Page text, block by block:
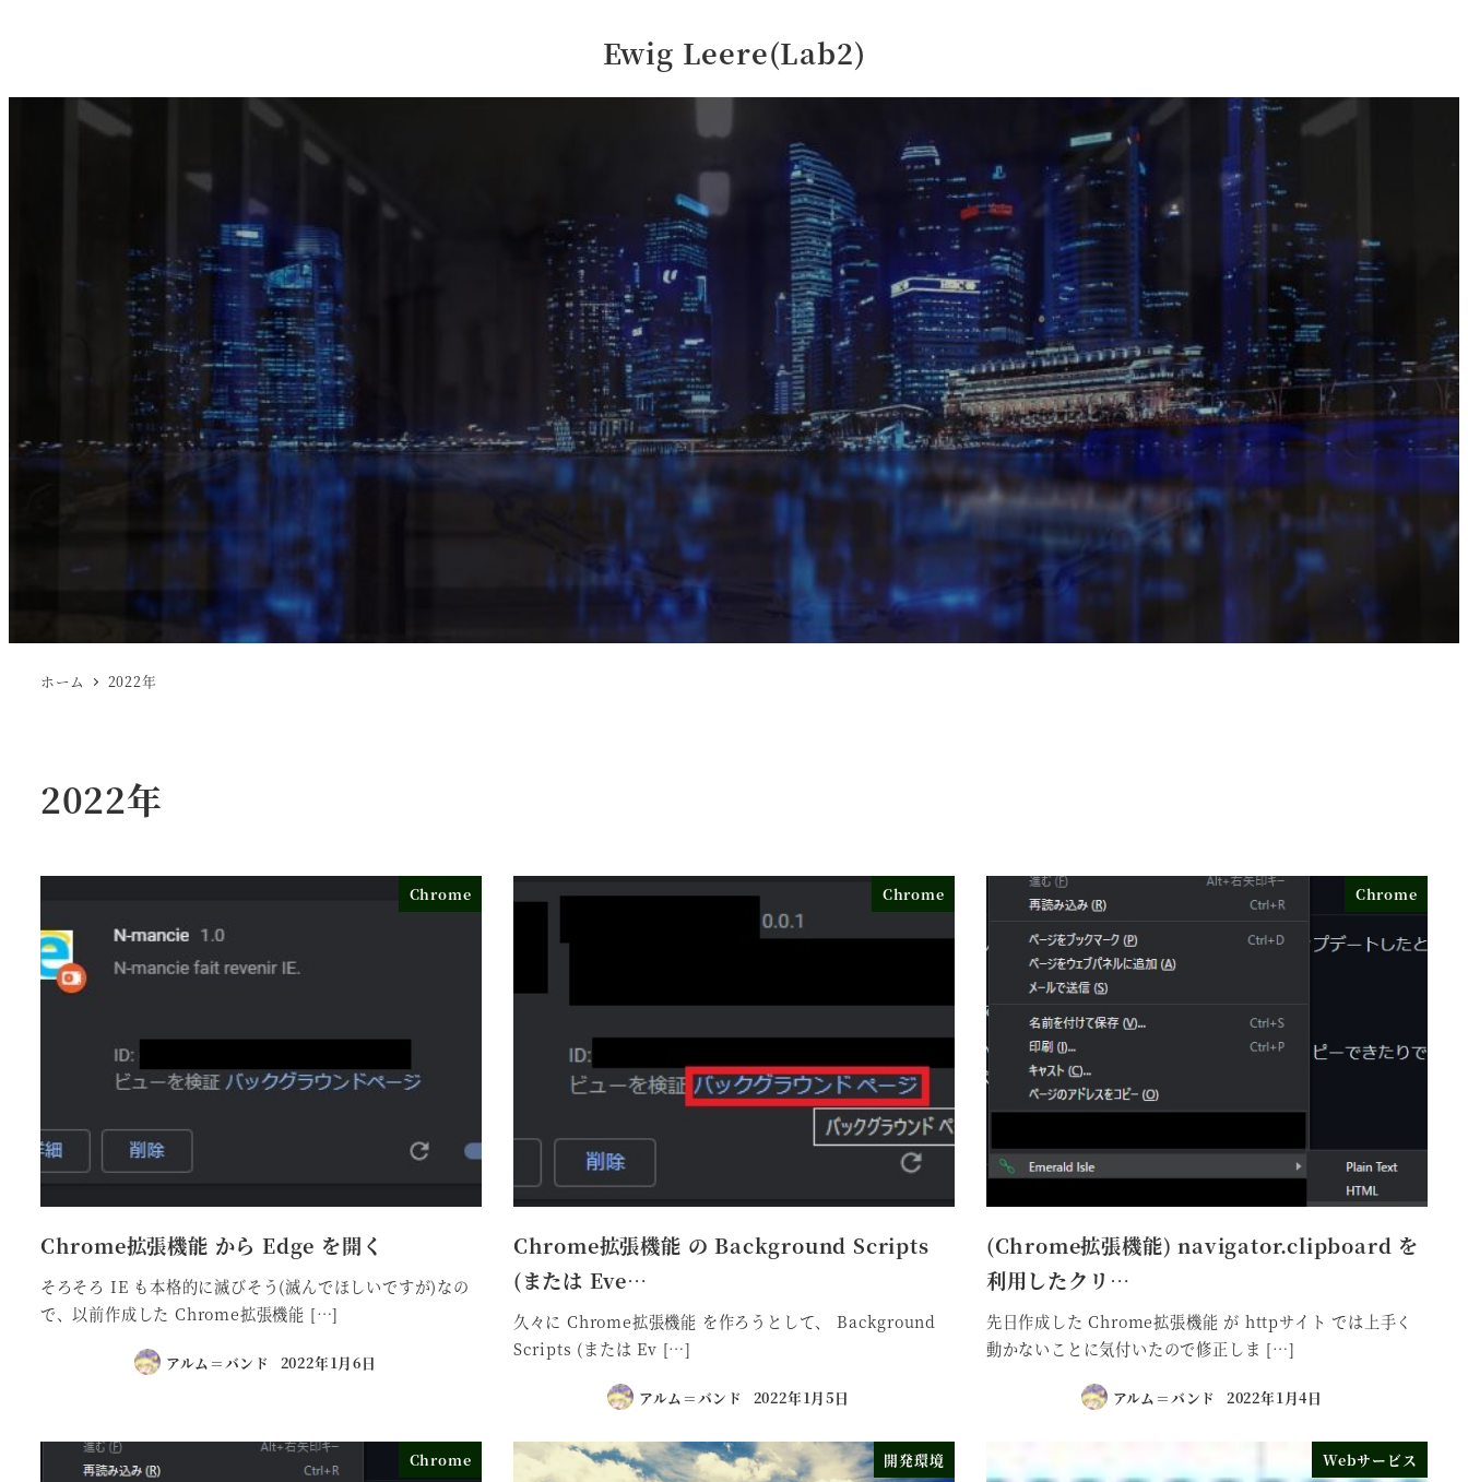
Ewig Leere(Lab2)
ホーム 2022年
2022年
Chrome
Chrome拡張機能 から Edge を開く
そろそろ IE も本格的に滅びそう(滅んでほしいですが)なの
で、以前作成した Chrome拡張機能 […]
アルム＝バンド 2022年1月6日
Chrome
Chrome拡張機能 の Background Scripts
(または Eve…
久々に Chrome拡張機能 を作ろうとして、 Background
Scripts (または Ev […]
アルム＝バンド 2022年1月5日
Chrome
(Chrome拡張機能) navigator.clipboard を
利用したクリ…
先日作成した Chrome拡張機能 が httpサイト では上手く
動かないことに気付いたので修正しま […]
アルム＝バンド 2022年1月4日
Chrome 開発環境 Webサービス